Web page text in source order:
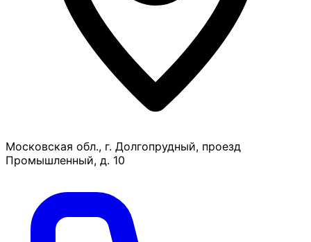
Московская обл., г. Долгопрудный, проезд
Промышленный, д. 10